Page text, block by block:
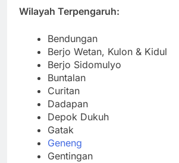
Wilayah Terpengaruh:
Bendungan
Berjo Wetan, Kulon & Kidul
Berjo Sidomulyo
Buntalan
Curitan
Dadapan
Depok Dukuh
Gatak
Geneng
Gentingan